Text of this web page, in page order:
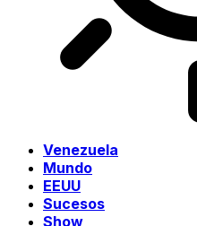
Venezuela
Mundo
EEUU
Sucesos
Show